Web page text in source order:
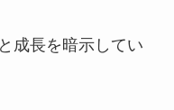
成長を暗示してい